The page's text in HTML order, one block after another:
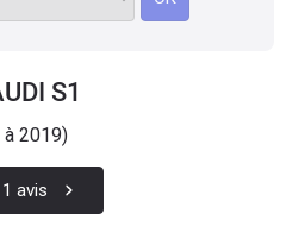
S1
2019)
1 avis